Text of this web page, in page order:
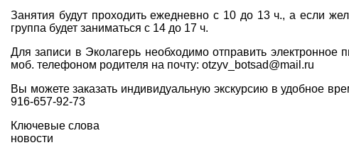
Занятия будут проходить ежедневно с 10 до 13 ч., а если
группа будет заниматься с 14 до 17 ч.
Для записи в Эколагерь необходимо отправить
моб. телефоном родителя на почту: otzyv_botsad@mail.ru
Вы можете заказать индивидуальную экскурсию в удобное
916-657-92-73
Ключевые слова
новости